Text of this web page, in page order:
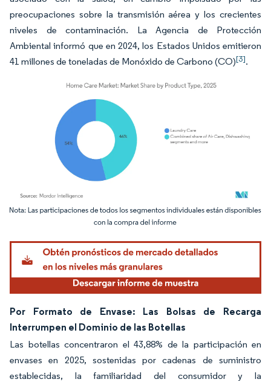
preocupaciones sobre la transmisión aérea y los crecientes
niveles de contaminación. La Agencia de Protección
Ambiental informó que en 2024, los Estados Unidos emitieron
41 millones de toneladas de Monóxido de Carbono (CO)[3].
Imagen © Mordor Intelligence. El uso requiere atribución según CC BY 4.0.
Por Formato de Envase: Las Bolsas de Recarga
Interrumpen el Dominio de las Botellas
Las botellas concentraron el 43,88% de la participación en
envases en 2025, sostenidas por cadenas de suministro
establecidas, la familiaridad del consumidor y la